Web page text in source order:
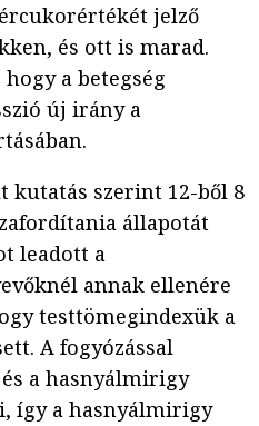
jelző
és ott is marad.
a betegség
új irány a
kutatás szerint 12-ből 8
állapotát
leadott a
annak ellenére
testtömegindexük a
A fogyózással
a hasnyálmirigy
így a hasnyálmirigy